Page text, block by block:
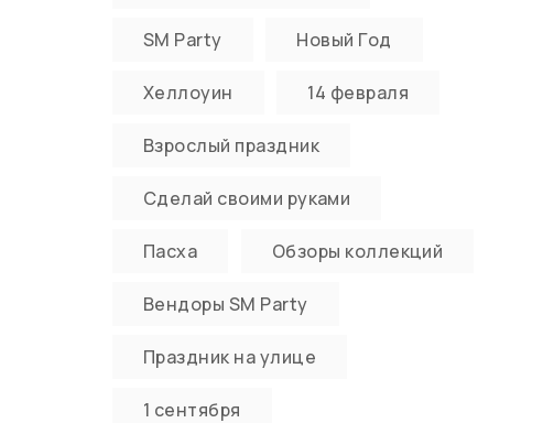
SM Party Новый Год
Хеллоуин 14 февраля
Взрослый праздник
Сделай своими руками
Пасха Обзоры коллекций
Вендоры SM Party
Праздник на улице
1 сентября